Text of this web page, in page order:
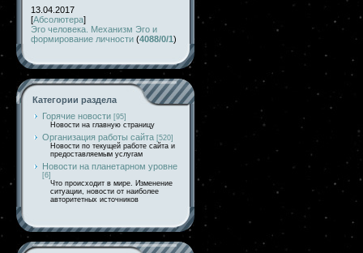
13.04.2017
[Абсолютера]
Эго человека. Механизм Эго и
формирование личности (4088/0/1)
Категории раздела
Горячие новости [95]
Новости на главную страницу
Организация работы сайта [520]
Новости по текущей работе сайта и
предоставляемым услугам
Новости на планетарном уровне
[6]
Что происходит в мире. Изменение
ситуации, новости от наиболее
авторитетных источников